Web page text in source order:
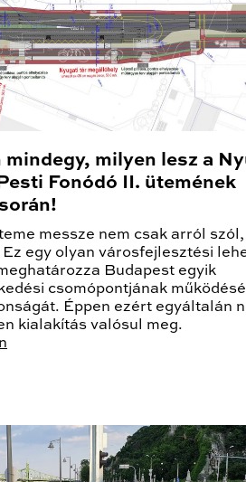
mindegy, milyen lesz a
Fonódó II. ütemének
messze nem csak arról
egy olyan városfejlesztési
Budapest egyik
csomópontjának
Éppen ezért egyáltalán
kialakítás valósul meg.